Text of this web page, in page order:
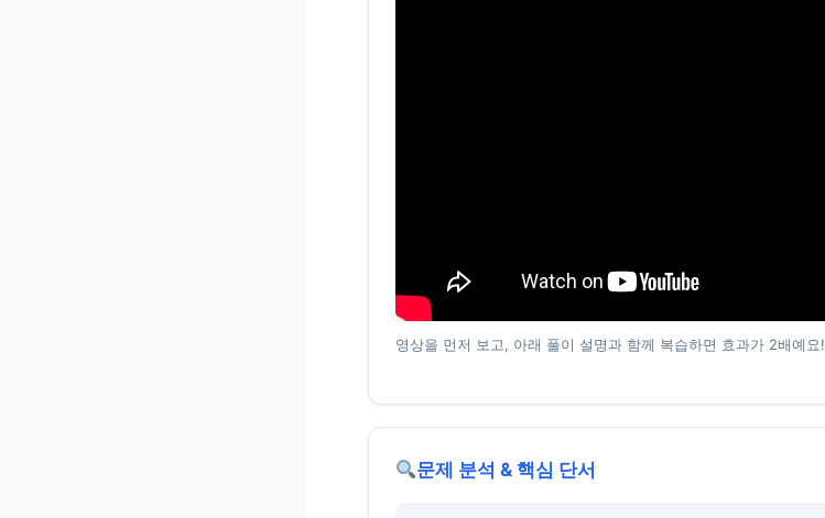
영상을 먼저 보고, 아래 풀이 설명과 함께 복습하면 효과가 2배예요!
문제 분석 & 핵심 단서